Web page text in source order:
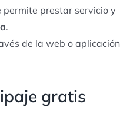
permite prestar servicio y
.
de la web o aplicación
gratis